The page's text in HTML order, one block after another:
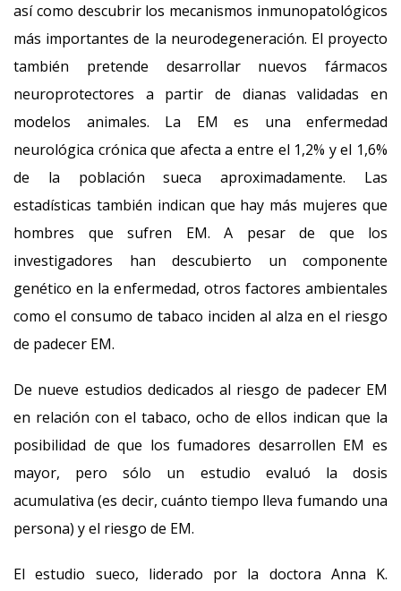
así como descubrir los mecanismos inmunopatológicos
más importantes de la neurodegeneración. El proyecto
también pretende desarrollar nuevos fármacos
neuroprotectores a partir de dianas validadas en
modelos animales. La EM es una enfermedad
neurológica crónica que afecta a entre el 1,2% y el 1,6%
de la población sueca aproximadamente. Las
estadísticas también indican que hay más mujeres que
hombres que sufren EM. A pesar de que los
investigadores han descubierto un componente
genético en la enfermedad, otros factores ambientales
como el consumo de tabaco inciden al alza en el riesgo
de padecer EM.
De nueve estudios dedicados al riesgo de padecer EM
en relación con el tabaco, ocho de ellos indican que la
posibilidad de que los fumadores desarrollen EM es
mayor, pero sólo un estudio evaluó la dosis
acumulativa (es decir, cuánto tiempo lleva fumando una
persona) y el riesgo de EM.
El estudio sueco, liderado por la doctora Anna K.